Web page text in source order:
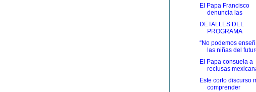
El Papa Francisco
denuncia las
DETALLES DEL
PROGRAMA
“No podemos
las niñas del
El Papa consuela a
reclusas
Este corto discurso
comprender